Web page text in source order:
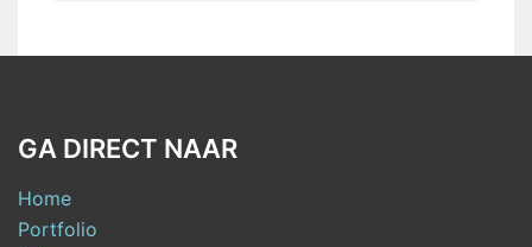
GA DIRECT NAAR
Home
Portfolio